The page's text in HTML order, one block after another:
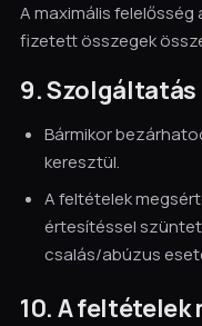
A maximális
fizetett összegek
9.
Bármikor
keresztül.
A feltételek
értesítéssel
csalás/abúzus
10. A feltételek